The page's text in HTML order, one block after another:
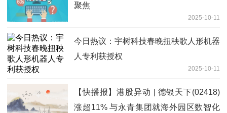
聚焦
2025-10-11
今日热议：宇树科技春晚扭秧歌人形机器
人专利获授权
2025-10-11
【快播报】港股异动 | 德银天下(02418)
涨超11% 与永青集团就海外园区数智化